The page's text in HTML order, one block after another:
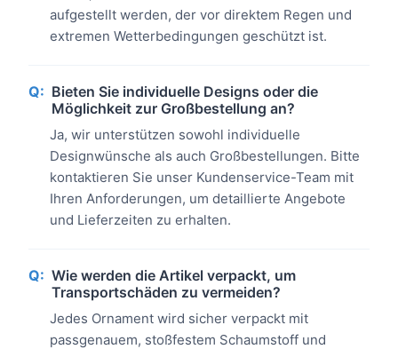
aufgestellt werden, der vor direktem Regen und
extremen Wetterbedingungen geschützt ist.
Q: Bieten Sie individuelle Designs oder die
Möglichkeit zur Großbestellung an?
Ja, wir unterstützen sowohl individuelle
Designwünsche als auch Großbestellungen. Bitte
kontaktieren Sie unser Kundenservice-Team mit
Ihren Anforderungen, um detaillierte Angebote
und Lieferzeiten zu erhalten.
Q: Wie werden die Artikel verpackt, um
Transportschäden zu vermeiden?
Jedes Ornament wird sicher verpackt mit
passgenauem, stoßfestem Schaumstoff und